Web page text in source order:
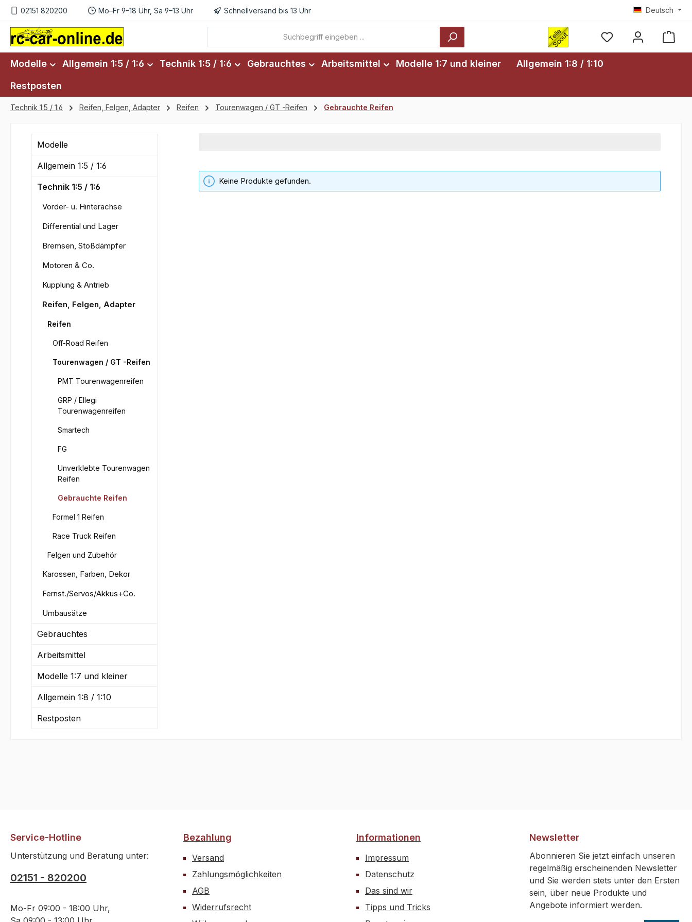
Hauptinhalt springen
Zur Suche springen
Zur Hauptnavigation springen
02151 820200 Mo–Fr 9–18 Uhr, Sa 9–13 Uhr Schnellversand bis 13 Uhr Deutsch
Modelle Allgemein 1:5 / 1:6 Technik 1:5 / 1:6 Gebrauchtes Arbeitsmittel Modelle 1:7 und kleiner Allgemein 1:8 / 1:10
Restposten
Technik 1:5 / 1:6 Reifen, Felgen, Adapter Reifen Tourenwagen / GT -Reifen Gebrauchte Reifen
Modelle
Allgemein 1:5 / 1:6
Technik 1:5 / 1:6
Vorder- u. Hinterachse
Differential und Lager
Bremsen, Stoßdämpfer
Motoren & Co.
Kupplung & Antrieb
Reifen, Felgen, Adapter
Reifen
Off-Road Reifen
Tourenwagen / GT -Reifen
PMT Tourenwagenreifen
GRP / Ellegi
Tourenwagenreifen
Smartech
FG
Unverklebte Tourenwagen
Reifen
Gebrauchte Reifen
Formel 1 Reifen
Race Truck Reifen
Felgen und Zubehör
Karossen, Farben, Dekor
Fernst./Servos/Akkus+Co.
Umbausätze
Gebrauchtes
Arbeitsmittel
Modelle 1:7 und kleiner
Allgemein 1:8 / 1:10
Restposten
Keine Produkte gefunden.
Service-Hotline
Unterstützung und Beratung unter:
02151 - 820200
Mo-Fr 09:00 - 18:00 Uhr,
Bezahlung
Versand
Zahlungsmöglichkeiten
AGB
Widerrufsrecht
Informationen
Impressum
Datenschutz
Das sind wir
Tipps und Tricks
Newsletter
Abonnieren Sie jetzt einfach unseren
regelmäßig erscheinenden Newsletter
und Sie werden stets unter den Ersten
sein, über neue Produkte und
Angebote informiert werden.